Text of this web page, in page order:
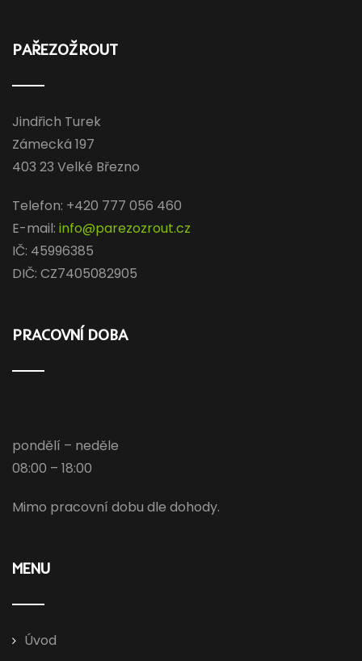
PAŘEZOŽROUT
Jindřich Turek
Zámecká 197
403 23 Velké Březno
Telefon: +420 777 056 460
E-mail: info@parezozrout.cz
IČ: 45996385
DIČ: CZ7405082905
PRACOVNÍ DOBA
pondělí – neděle
08:00 – 18:00
Mimo pracovní dobu dle dohody.
MENU
Úvod